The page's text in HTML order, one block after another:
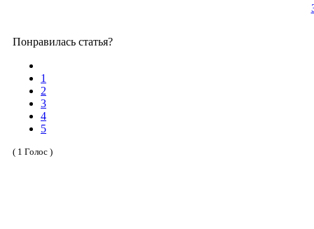
Понравилась статья?
1
2
3
4
5
( 1 Голос )